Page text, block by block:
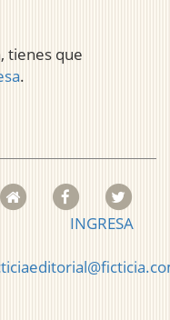
tienes que
.
INGRESA